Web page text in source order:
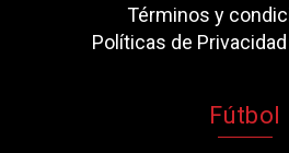
Términos y
Políticas de Privacidad
Fútbol